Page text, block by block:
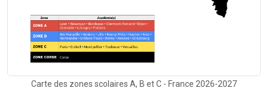
Carte des zones scolaires A, B et C - France 2026-2027